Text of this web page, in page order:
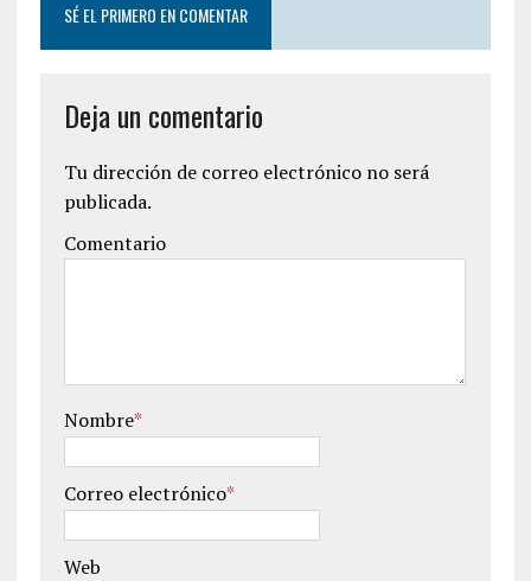
SÉ EL PRIMERO EN COMENTAR
Deja un comentario
Tu dirección de correo electrónico no será
publicada.
Comentario
Nombre*
Correo electrónico*
Web